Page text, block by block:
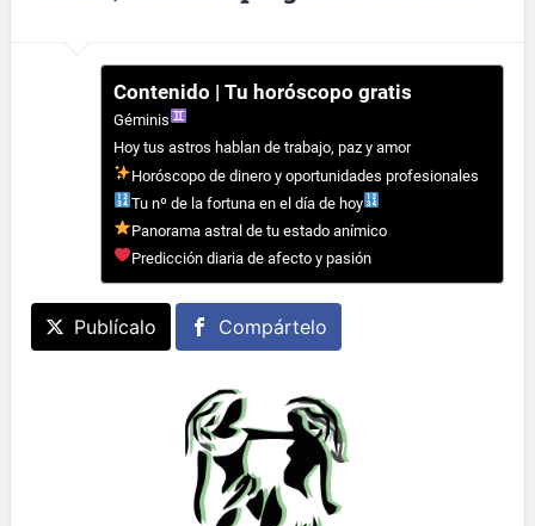
Contenido | Tu horóscopo gratis
Géminis
Hoy tus astros hablan de trabajo, paz y amor
Horóscopo de dinero y oportunidades profesionales
Tu nº de la fortuna en el día de hoy
Panorama astral de tu estado anímico
Predicción diaria de afecto y pasión
Publícalo Compártelo